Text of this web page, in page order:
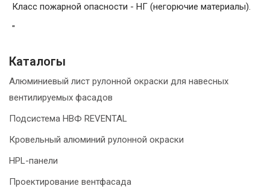
Класс пожарной опасности - НГ (негорючие материалы).
"
Каталогы
Алюминиевый лист рулонной окраски для навесных
вентилируемых фасадов
Подсистема НВФ REVENTAL
Кровельный алюминий рулонной окраски
HPL-панели
Проектирование вентфасада